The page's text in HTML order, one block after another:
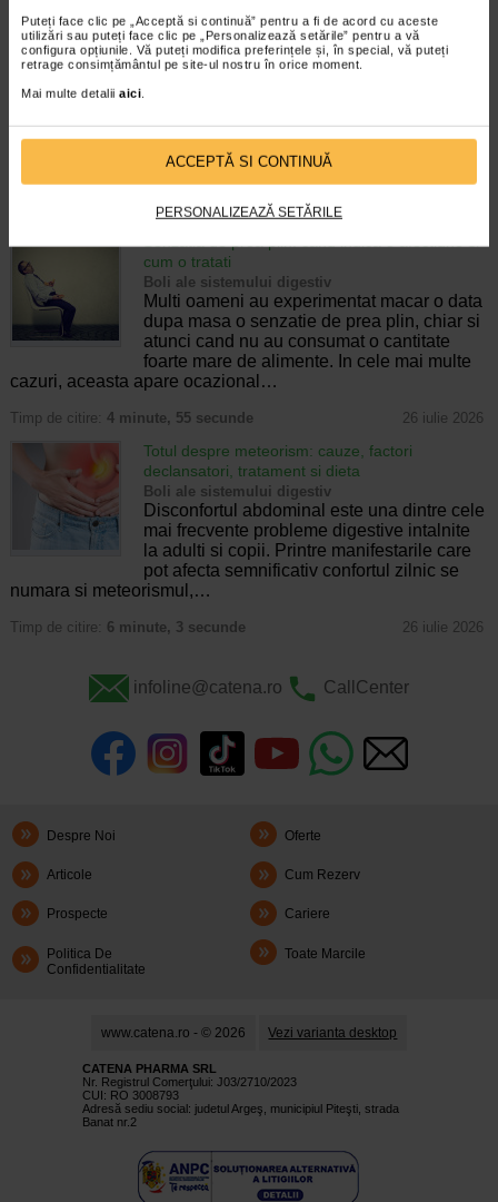
Puteți face clic pe „Acceptă si continuă” pentru a fi de acord cu aceste
utilizări sau puteți face clic pe „Personalizează setările” pentru a vă
configura opțiunile. Vă puteți modifica preferințele și, în special, vă puteți
retrage consimțământul pe site-ul nostru în orice moment.
Mai multe detalii aici.
ACCEPTĂ SI CONTINUĂ
PERSONALIZEAZĂ SETĂRILE
Timp de citire:4 minute, 39 secunde 6 august 2026
Enurezis: cauze, factori declansatori si solutii
Sistem urinar
Enurezisul este termenul medical pentru
timpul somnului. Este o afectiune frecventa
atat in randul copiilor, cat si al adultilor.
Enurezisul este considerat…
4 minute, 32 secunde
cum o tratati
Boli ale sistemului digestiv
Multi oameni au experimentat macar o data
dupa masa o senzatie de prea plin, chiar si
atunci cand nu au consumat o cantitate
foarte mare de alimente. In cele mai multe
cazuri, aceasta apare ocazional…
Timp de citire: 4 minute, 55 secunde 26 iulie 2026
Totul despre meteorism: cauze, factori
declansatori, tratament si dieta
Boli ale sistemului digestiv
Disconfortul abdominal este una dintre cele
mai frecvente probleme digestive intalnite
la adulti si copii. Printre manifestarile care
pot afecta semnificativ confortul zilnic se
numara si meteorismul,…
Timp de citire: 6 minute, 3 secunde 26 iulie 2026
infoline@catena.ro CallCenter
Despre Noi Oferte
Articole Cum Rezerv
Prospecte Cariere
Politica De
Confidentialitate
Toate Marcile
www.catena.ro - © 2026 Vezi varianta desktop
CATENA PHARMA SRL
Nr. Registrul Comerţului: J03/2710/2023
CUI: RO 3008793
Adresă sediu social: judetul Argeş, municipiul Piteşti, strada
Banat nr.2